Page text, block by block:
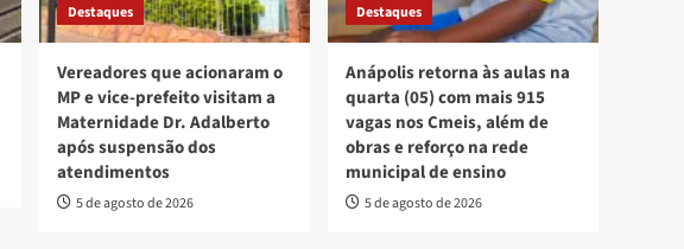
Destaques
Vereadores que acionaram o
MP e vice-prefeito visitam a
Maternidade Dr. Adalberto
após suspensão dos
atendimentos
5 de agosto de 2026
Destaques
Anápolis retorna às aulas na
quarta (05) com mais 915
vagas nos Cmeis, além de
obras e reforço na rede
municipal de ensino
5 de agosto de 2026